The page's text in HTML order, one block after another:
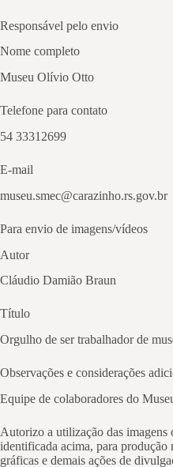
Responsável pelo envio
Nome completo
Museu Olívio Otto
Telefone para contato
54 33312699
E-mail
museu.smec@carazinho.rs.gov.br
Para envio de imagens/vídeos
Autor
Cláudio Damião Braun
Título
Orgulho de ser trabalhador de
Observações e considerações
Equipe de colaboradores do
Autorizo a utilização das
identificada acima, para produção
gráficas e demais ações de